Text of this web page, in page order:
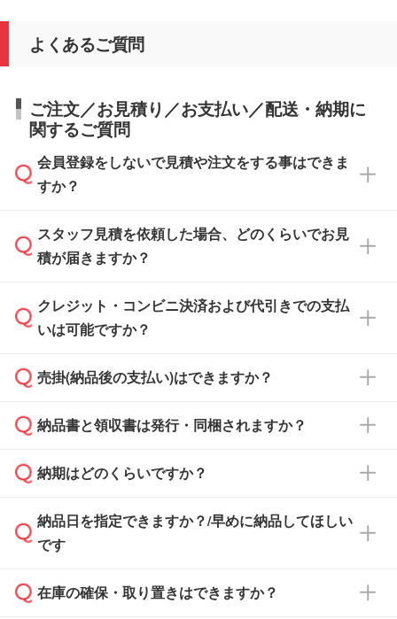
よくあるご質問
ご注文／お見積り／お支払い／配送・納期に
関するご質問
会員登録をしないで見積や注文をする事はできま
すか？
可能です。見積・注文フォームにて『ゲストの
まま進む』ボタンからお進みのうえ、ご依頼く
スタッフ見積を依頼した場合、どのくらいでお見
積が届きますか？
通常、翌営業日までにお送りしております。混
雑状況によっては、お時間をいただくこともご
依頼いただいた場合は、翌営業日以降のご連絡
クレジット・コンビニ決済および代引きでの支払
いは可能ですか？
銀行振込のみのご対応となります。
売掛(納品後の支払い)はできますか？
基本的には先入金をお願いしておりますが、自
どの場合は、月末締め翌月末払いに対応可能で
また、卒業・卒園記念品で対策委員会や個人様
校や幼稚園・保育園であれば、同様の条件でご
納品書と領収書は発行・同梱されますか？
納品書・領収書は ご依頼をいただいた場合の
ず、通常はPDFデータをメール添付でお送りし
ます。
たは注文フォームの『ご注文に関する備考欄』
納期はどのくらいですか？
・印刷する場合(500個程度)
ご入金、イメージ画像の校了から約2週間～2
納品日を指定できますか？/早めに納品してほしい
です
ご希望の納期がある場合は、お問い合わせ・お
在庫の確保・取り置きはできますか？